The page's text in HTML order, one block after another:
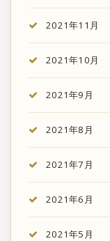
2021年11月
2021年10月
2021年9月
2021年8月
2021年7月
2021年6月
2021年5月